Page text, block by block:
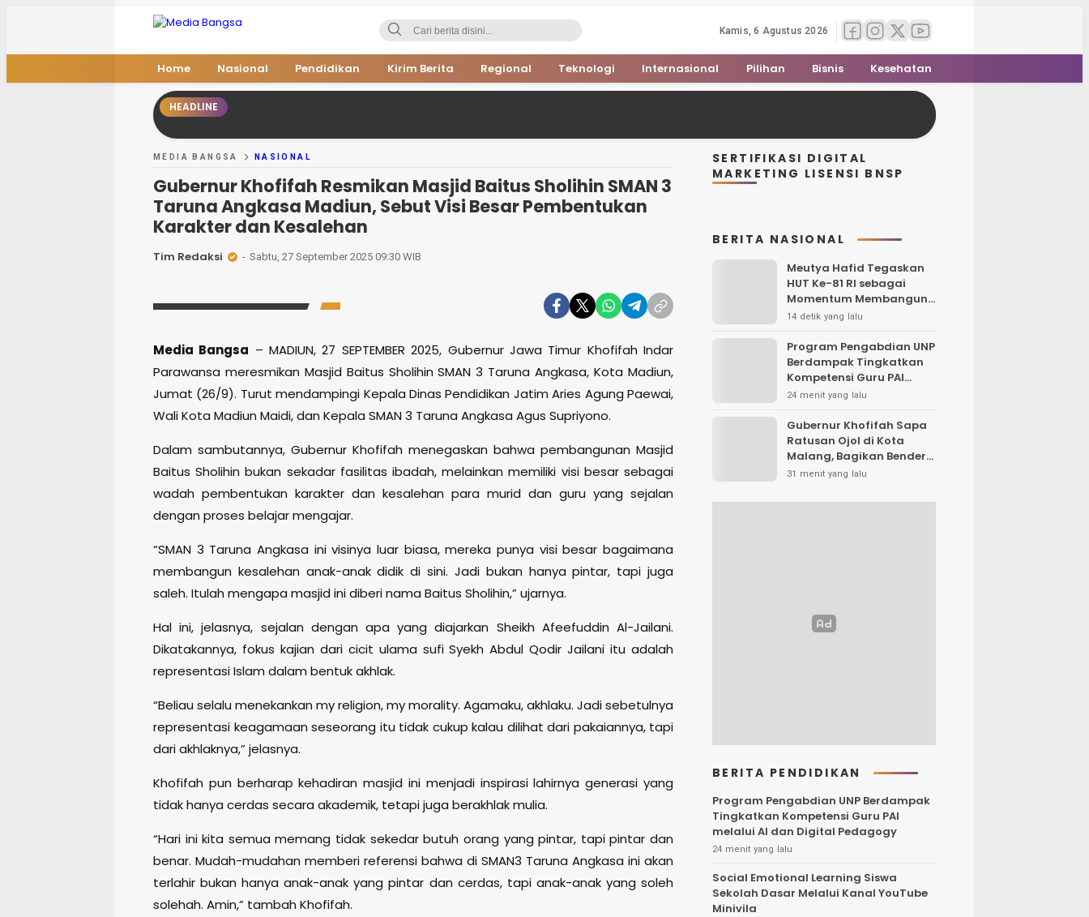
Media Bangsa
Portal Berita Nasional Terpercaya
Kamis, 6 Agustus 2026
Home Nasional Pendidikan Kirim Berita Regional Teknologi Internasional Pilihan Bisnis Kesehatan
HEADLINE
MEDIA BANGSA NASIONAL
Gubernur Khofifah Resmikan Masjid Baitus Sholihin SMAN 3
Taruna Angkasa Madiun, Sebut Visi Besar Pembentukan
Karakter dan Kesalehan
Tim Redaksi Sabtu, 27 September 2025 09:30 WIB
Media Bangsa – MADIUN, 27 SEPTEMBER 2025, Gubernur Jawa Timur Khofifah Indar
Parawansa meresmikan Masjid Baitus Sholihin SMAN 3 Taruna Angkasa, Kota Madiun,
Jumat (26/9). Turut mendampingi Kepala Dinas Pendidikan Jatim Aries Agung Paewai,
Wali Kota Madiun Maidi, dan Kepala SMAN 3 Taruna Angkasa Agus Supriyono.
Dalam sambutannya, Gubernur Khofifah menegaskan bahwa pembangunan Masjid
Baitus Sholihin bukan sekadar fasilitas ibadah, melainkan memiliki visi besar sebagai
wadah pembentukan karakter dan kesalehan para murid dan guru yang sejalan
dengan proses belajar mengajar.
“SMAN 3 Taruna Angkasa ini visinya luar biasa, mereka punya visi besar bagaimana
membangun kesalehan anak-anak didik di sini. Jadi bukan hanya pintar, tapi juga
saleh. Itulah mengapa masjid ini diberi nama Baitus Sholihin,” ujarnya.
Hal ini, jelasnya, sejalan dengan apa yang diajarkan Sheikh Afeefuddin Al-Jailani.
Dikatakannya, fokus kajian dari cicit ulama sufi Syekh Abdul Qodir Jailani itu adalah
representasi Islam dalam bentuk akhlak.
“Beliau selalu menekankan my religion, my morality. Agamaku, akhlaku. Jadi sebetulnya
representasi keagamaan seseorang itu tidak cukup kalau dilihat dari pakaiannya, tapi
dari akhlaknya,” jelasnya.
Khofifah pun berharap kehadiran masjid ini menjadi inspirasi lahirnya generasi yang
tidak hanya cerdas secara akademik, tetapi juga berakhlak mulia.
“Hari ini kita semua memang tidak sekedar butuh orang yang pintar, tapi pintar dan
benar. Mudah-mudahan memberi referensi bahwa di SMAN3 Taruna Angkasa ini akan
terlahir bukan hanya anak-anak yang pintar dan cerdas, tapi anak-anak yang soleh
solehah. Amin,” tambah Khofifah.
SERTIFIKASI DIGITAL
MARKETING LISENSI BNSP
BERITA NASIONAL
Meutya Hafid Tegaskan
HUT Ke-81 RI sebagai
Momentum Membangun
Kolaborasi yang Lebih
14 detik yang lalu
Program Pengabdian UNP
Berdampak Tingkatkan
Kompetensi Guru PAI
melalui AI dan Digital
24 menit yang lalu
Gubernur Khofifah Sapa
Ratusan Ojol di Kota
Malang, Bagikan Bendera
Merah Putih dan
Pemutihan PKB
31 menit yang lalu
BERITA PENDIDIKAN
Program Pengabdian UNP Berdampak
Tingkatkan Kompetensi Guru PAI
melalui AI dan Digital Pedagogy
24 menit yang lalu
Social Emotional Learning Siswa
Sekolah Dasar Melalui Kanal YouTube
Minivila